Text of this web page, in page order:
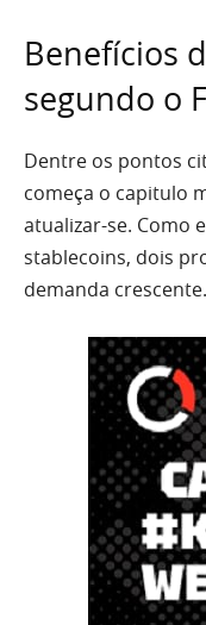
Benefícios
segundo o
Dentre os pontos
começa o capitulo
atualizar-se. Como
stablecoins, dois
demanda crescente.